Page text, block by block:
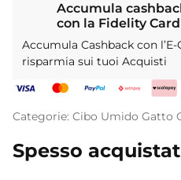
Accumula
con la Fidelity Card
Accumula Cashback con l’E-
risparmia sui tuoi Acquisti
Categorie: Cibo Umido Gatto
Spesso